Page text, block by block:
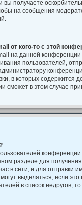
получаете
на сообщения
от кого-то с этой
на данной
пользователей,
в которых содержится
сможет в этом случае
разделе для
в сети, и для отправки
выделяться, если
в список недругов,